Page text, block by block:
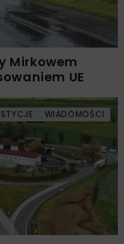
Mirkowem
UE
WIADOMOŚCI